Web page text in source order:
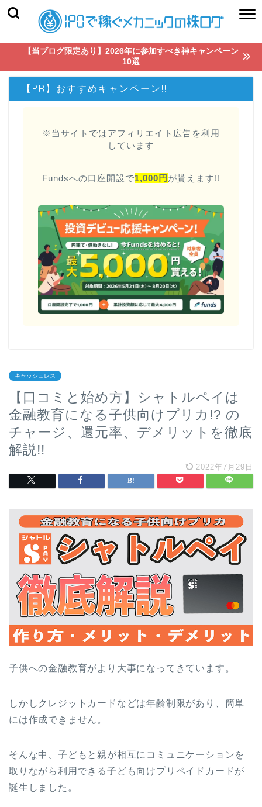
【当ブログ限定あり】2026年に参加すべき神キャンペーン
10選
【PR】おすすめキャンペーン!!
※当サイトではアフィリエイト広告を利用
しています
Fundsへの口座開設で1,000円 が貰えます!!
キャッシュレス
【口コミと始め方】シャトルペイは
金融教育になる子供向けプリカ!? の
チャージ、還元率、デメリットを徹底
解説!!
2022年7月29日
子供への金融教育がより大事になってきています。
しかしクレジットカードなどは年齢制限があり、簡単
には作成できません。
そんな中、子どもと親が相互にコミュニケーションを
取りながら利用できる子ども向けプリペイドカードが
誕生しました。